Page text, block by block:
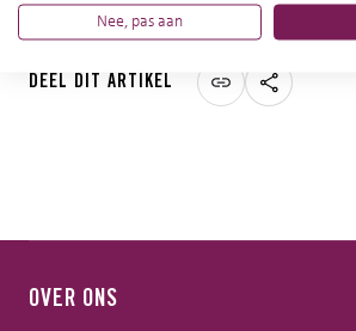
DEEL DIT ARTIKEL
OVER ONS
Nee, pas aan